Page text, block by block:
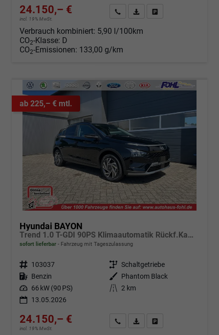
24.150,– €
incl. 19% MwSt.
Angebot anfordern
Fahrzeugexpose (PDF)
Verbrauch kombiniert: 5,90 l/100km
CO2-Klasse: D
CO2-Emissionen: 133,00 g/km
ab 225,– € mtl.
Hyundai BAYON
Trend 1.0 T-GDI 90PS Klimaautomatik Rückf.Kamera Parksensoren Sitzheizung Lenkradheizung Bluetooth Touchscreen Tempomat Apple CarPlay + Android Auto 16"LM
sofort lieferbar Fahrzeug mit Tageszulassung
Fahrzeugnr. 103037 Getriebe Schaltgetriebe
Kraftstoff Benzin Außenfarbe
Phantom Black
Leistung 66 kW (90 PS) Kilometerstand 2 km
13.05.2026
24.150,– €
incl. 19% MwSt.
Angebot anfordern
Fahrzeugexpose (PDF)